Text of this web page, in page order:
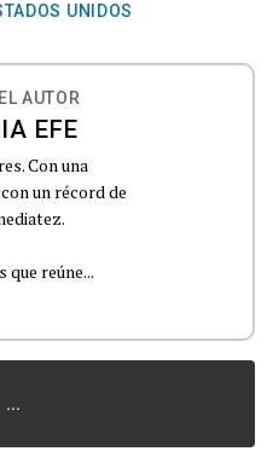
UNIDOS
AUTOR
EFE
Con una
un récord de
reúne...
...